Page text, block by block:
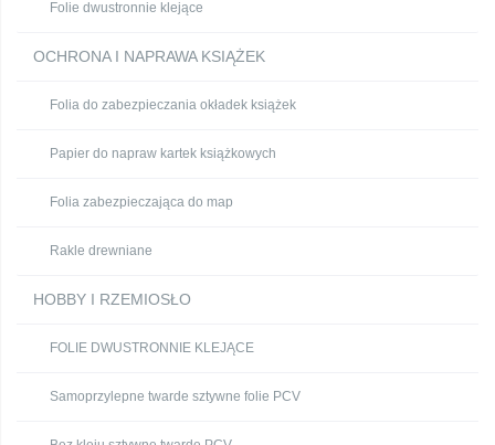
Folie dwustronnie klejące
OCHRONA I NAPRAWA KSIĄŻEK
Folia do zabezpieczania okładek książek
Papier do napraw kartek książkowych
Folia zabezpieczająca do map
Rakle drewniane
HOBBY I RZEMIOSŁO
FOLIE DWUSTRONNIE KLEJĄCE
Samoprzylepne twarde sztywne folie PCV